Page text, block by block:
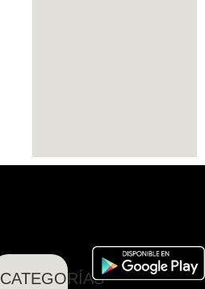
CATEGORÍAS